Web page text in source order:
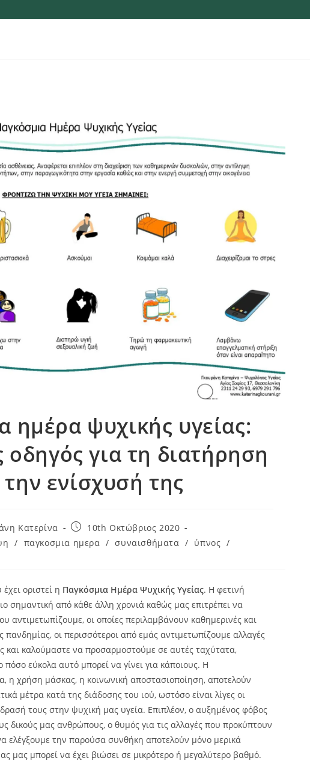
ημέρα ψυχικής υγείας:
οδηγός για τη διατήρηση
την ενίσχυσή της
Κατερίνα
10th Οκτώβριος 2020
/ παγκοσμια ημερα / συναισθήματα / ύπνος /
οριστεί η Παγκόσμια Ημέρα Ψυχικής Υγείας. Η φετινή
σημαντική από κάθε άλλη χρονιά καθώς μας επιτρέπει να
αντιμετωπίζουμε, οι οποίες περιλαμβάνουν καθημερινές και
πανδημίας, οι περισσότεροι από εμάς αντιμετωπίζουμε αλλαγές
και καλούμαστε να προσαρμοστούμε σε αυτές ταχύτατα,
εύκολα αυτό μπορεί να γίνει για κάποιους. Η
η χρήση μάσκας, η κοινωνική αποστασιοποίηση, αποτελούν
μέτρα κατά της διάδοσης του ιού, ωστόσο είναι λίγες οι
τους στην ψυχική μας υγεία. Επιπλέον, ο αυξημένος φόβος
δικούς μας ανθρώπους, ο θυμός για τις αλλαγές που προκύπτουν
ελέγξουμε την παρούσα συνθήκη αποτελούν μόνο μερικά
μας μπορεί να έχει βιώσει σε μικρότερο ή μεγαλύτερο βαθμό.